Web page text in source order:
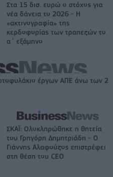
Στα 15 δισ. ευρώ ο στόχος για
νέα δάνεια το 2026 - Η
«ακτινογραφία» της
κερδοφορίας των τραπεζών το
α΄ εξάμηνο
έργων ΑΠΕ άνω των 2
ΣΚΑΪ: Ολοκληρώθηκε η θητεία
του Γρηγόρη Δημητριάδη - Ο
Γιάννης Αλαφούζος επιστρέφει
στη θέση του CEO